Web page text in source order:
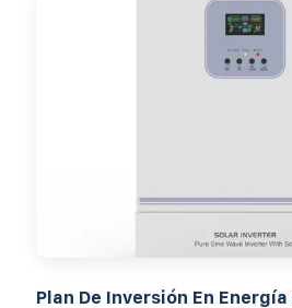
Plan De Inversión En